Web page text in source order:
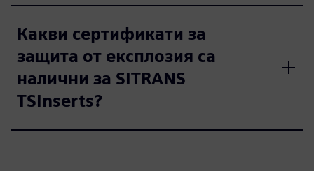
Какви сертификати за
защита от експлозия са
налични за SITRANS
TSInserts?